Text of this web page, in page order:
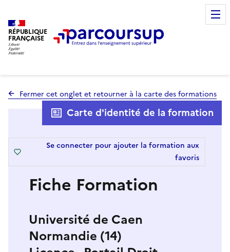
RÉPUBLIQUE
FRANÇAISE
Fermer cet onglet et retourner à la carte des formations
Fiche Formation
Université de Caen
Normandie (14)
Carte d'identité de la formation
Se connecter pour ajouter la formation aux
favoris